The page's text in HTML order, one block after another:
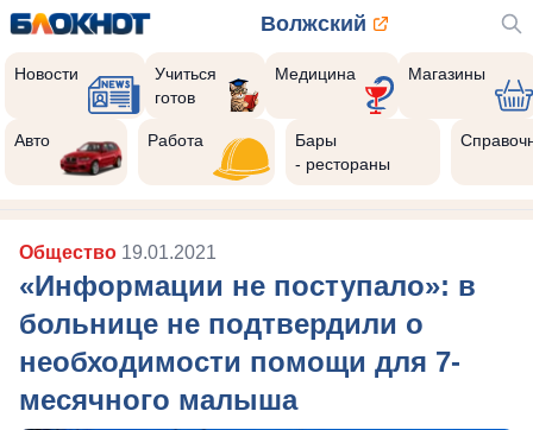
Волжский
Новости
Учиться
готов
Медицина Магазины
Авто Работа
Бары
- рестораны
Общество 19.01.2021
«Информации не поступало»: в
больнице не подтвердили о
необходимости помощи для 7-
месячного малыша